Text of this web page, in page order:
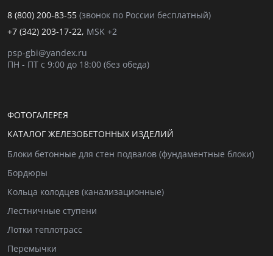
8 (800) 200-83-55 (звонок по России бесплатный)
+7 (342) 203-17-22, MSK +2
psp-gbi@yandex.ru
ПН - ПТ с 9:00 до 18:00 (без обеда)
ФОТОГАЛЕРЕЯ
КАТАЛОГ ЖЕЛЕЗОБЕТОННЫХ ИЗДЕЛИЙ
Блоки бетонные для стен подвалов (фундаментные блоки)
Бордюры
Кольца колодцев (канализационные)
Лестничные ступени
Лотки теплотрасс
Перемычки